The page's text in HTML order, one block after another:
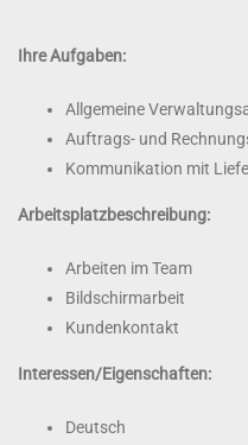
Ihre Aufgaben:
Allgemeine
Auftrags- und
Kommunikation mit
Arbeitsplatzbeschreibung:
Arbeiten im Team
Bildschirmarbeit
Kundenkontakt
Interessen/Eigenschaften:
Deutsch